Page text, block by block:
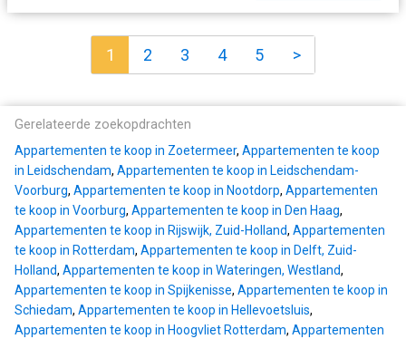
1 2 3 4 5 >
Gerelateerde zoekopdrachten
Appartementen te koop in Zoetermeer, Appartementen te koop
in Leidschendam, Appartementen te koop in Leidschendam-
Voorburg, Appartementen te koop in Nootdorp, Appartementen
te koop in Voorburg, Appartementen te koop in Den Haag,
Appartementen te koop in Rijswijk, Zuid-Holland, Appartementen
te koop in Rotterdam, Appartementen te koop in Delft, Zuid-
Holland, Appartementen te koop in Wateringen, Westland,
Appartementen te koop in Spijkenisse, Appartementen te koop in
Schiedam, Appartementen te koop in Hellevoetsluis,
Appartementen te koop in Hoogvliet Rotterdam, Appartementen